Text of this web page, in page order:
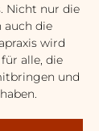
Nicht nur die
auch die
wird
alle, die
und